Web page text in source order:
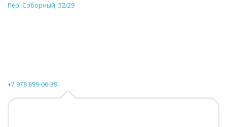
Пер. Соборный, 52/29
+7 978 899-06-39